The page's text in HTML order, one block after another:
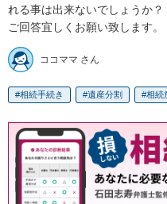
れる事は出来ないでしょうか？
ご回答宜しくお願い致します。
ココママ さん
相続手続き 遺産分割 相続